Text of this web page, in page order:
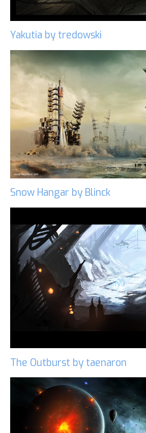
Yakutia by tredowski
Snow Hangar by Blinck
The Outburst by taenaron